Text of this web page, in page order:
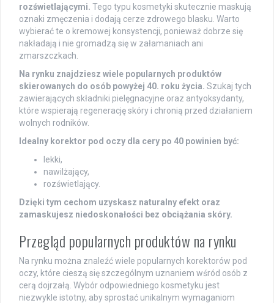
rozświetlającymi. Tego typu kosmetyki skutecznie maskują
oznaki zmęczenia i dodają cerze zdrowego blasku. Warto
wybierać te o kremowej konsystencji, ponieważ dobrze się
nakładają i nie gromadzą się w załamaniach ani
zmarszczkach.
Na rynku znajdziesz wiele popularnych produktów
skierowanych do osób powyżej 40. roku życia. Szukaj tych
zawierających składniki pielęgnacyjne oraz antyoksydanty,
które wspierają regenerację skóry i chronią przed działaniem
wolnych rodników.
Idealny korektor pod oczy dla cery po 40 powinien być:
lekki,
nawilżający,
rozświetlający.
Dzięki tym cechom uzyskasz naturalny efekt oraz
zamaskujesz niedoskonałości bez obciążania skóry.
Przegląd popularnych produktów na rynku
Na rynku można znaleźć wiele popularnych korektorów pod
oczy, które cieszą się szczególnym uznaniem wśród osób z
cerą dojrzałą. Wybór odpowiedniego kosmetyku jest
niezwykle istotny, aby sprostać unikalnym wymaganiom